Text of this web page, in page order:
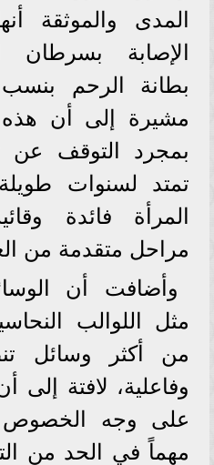
المدى والموثقة
الإصابة
مشيرة إلى أن هذه
بمجرد التوقف عن
تمتد لسنوات
المرأة فائدة
مراحل متقدمة من
وأضافت أن
مثل اللوالب
من أكثر وسائل
وفاعلية، لافتة إلى
على وجه الخصوص
مهماً في الحد من